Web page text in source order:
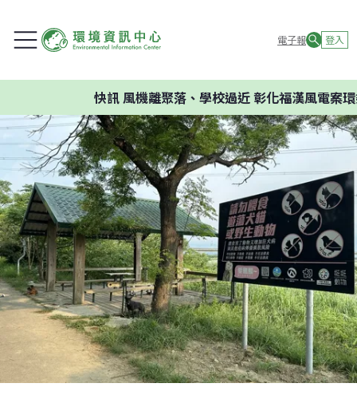
電子報 登入
風機離聚落、學校過近 彰化福漢風電案環委建議